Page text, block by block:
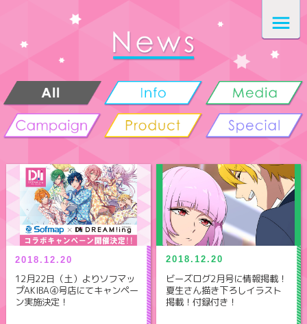
2018.12.20
12月22日（土）よりソフマッ
プAKIBA④号店にてキャンペー
ン実施決定！
2018.12.20
ビーズログ2月号に情報掲載！
夏生さん描き下ろしイラスト
掲載！付録付き！